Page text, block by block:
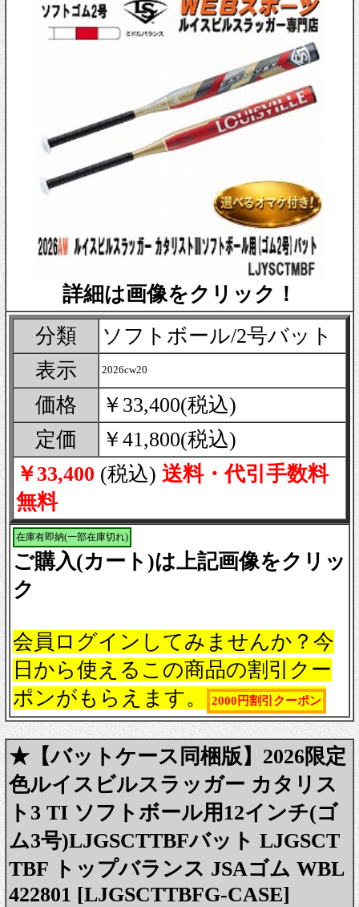
詳細は画像をクリック！
分類
ソフトボール/2号バット
表示
2026cw20
価格
￥33,400(税込)
定価
￥41,800(税込)
￥33,400 (税込) 送料・代引手数料
無料
在庫有即納(一部在庫切れ)
ご購入(カート)は上記画像をクリッ
ク
会員ログインしてみませんか？今
日から使えるこの商品の割引クー
ポンがもらえます。
2000円割引クーポン
★【バットケース同梱版】2026限定
色ルイスビルスラッガー カタリス
ト3 TI ソフトボール用12インチ(ゴ
ム3号)LJGSCTTBFバット LJGSCT
TBF トップバランス JSAゴム WBL
422801 [LJGSCTTBFG-CASE]